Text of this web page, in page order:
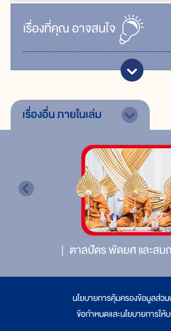
เรื่ิองที่คุณอาจสนใจ
เรื่องอื่นภายในเล่ม
ตาลปัตร พัดยศ และส
นโยบายการคุ้มครองข้อมูลส่ว
ข้อกำหนดและนโยบายการให้